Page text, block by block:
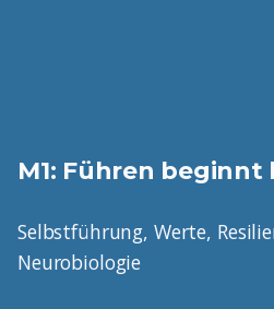
M1: Führen beginnt
Selbstführung, Werte,
Neurobiologie